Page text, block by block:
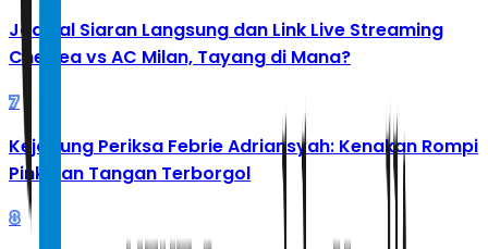
Jadwal Siaran Langsung dan Link Live Streaming
Chelsea vs AC Milan, Tayang di Mana?
7
Kejagung Periksa Febrie Adriansyah: Kenakan Rompi
Pink dan Tangan Terborgol
8